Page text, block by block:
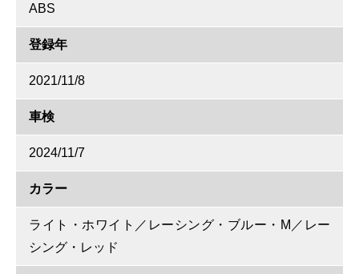
ABS
登録年
2021/11/8
車検
2024/11/7
カラー
ライト・ホワイト／レーシング・ブルー・M／レー
シング・レッド